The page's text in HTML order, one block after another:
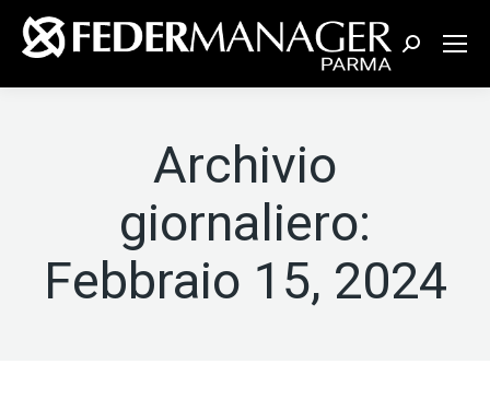
Cerca:
Archivio
giornaliero:
Febbraio 15, 2024